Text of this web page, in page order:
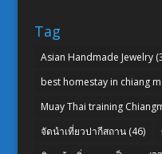
Tag
Asian Handmade Jewelry
best homestay in chiang
Muay Thai training
จัดนำเที่ยวปากีสถาน(46)